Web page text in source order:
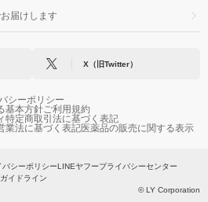
届けします
X（旧Twitter）
シーポリシー
基本方針ご利用規約
特定商取引法に基づく表記
業法に基づく表記医薬品の販売に関する表示
シーポリシーLINEヤフープライバシーセンター
イドライン
© LY Corporation